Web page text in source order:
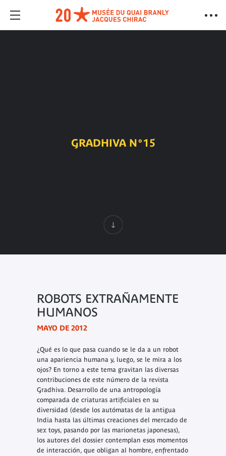
GRADHIVA N°15
ROBOTS EXTRAÑAMENTE
HUMANOS
MAYO DE 2012
¿Qué es lo que pasa cuando se le da a un robot
una apariencia humana y, luego, se le mira a los
ojos? En torno a este tema gravitan las diversas
contribuciones de este número de la revista
Gradhiva. Desarrollo de una antropología
comparada de criaturas artificiales en su
diversidad (desde los autómatas de la antigua
India hasta las últimas creaciones del mercado de
sex toys, pasando por las marionetas japonesas),
los autores del dossier contemplan esos momentos
de interacción, que obligan al hombre, enfrentado